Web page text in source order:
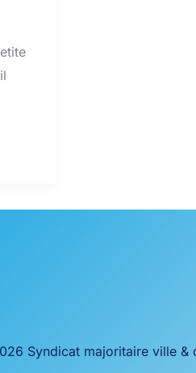
Syndicat majoritaire ville &